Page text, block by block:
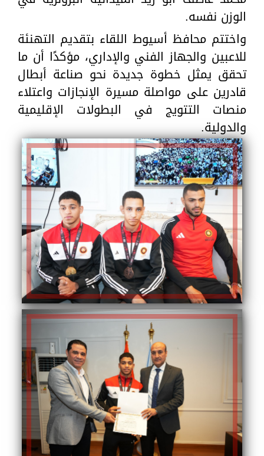
الوزن نفسه.
واختتم محافظ أسيوط اللقاء بتقديم التهنئة
للاعبين والجهاز الفني والإداري، مؤكدًا أن ما
تحقق يمثل خطوة جديدة نحو صناعة أبطال
قادرين على مواصلة مسيرة الإنجازات واعتلاء
منصات التتويج في البطولات الإقليمية
والدولية.